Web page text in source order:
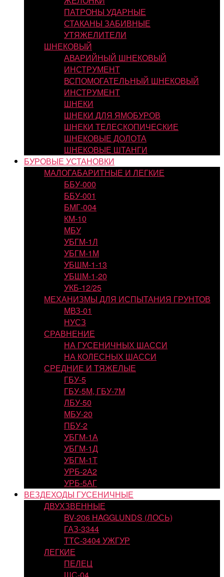
ПАТРОНЫ УДАРНЫЕ
СТАКАНЫ ЗАБИВНЫЕ
УТЯЖЕЛИТЕЛИ
ШНЕКОВЫЙ
АВАРИЙНЫЙ ШНЕКОВЫЙ
ИНСТРУМЕНТ
ВСПОМОГАТЕЛЬНЫЙ ШНЕКОВЫЙ
ИНСТРУМЕНТ
ШНЕКИ
ШНЕКИ ДЛЯ ЯМОБУРОВ
ШНЕКИ ТЕЛЕСКОПИЧЕСКИЕ
ШНЕКОВЫЕ ДОЛОТА
ШНЕКОВЫЕ ШТАНГИ
БУРОВЫЕ УСТАНОВКИ
МАЛОГАБАРИТНЫЕ И ЛЕГКИЕ
ББУ-000
ББУ-001
БМГ-004
КМ-10
МБУ
УБГМ-1Л
УБГМ-1М
УБШМ-1-13
УБШМ-1-20
УКБ-12/25
МЕХАНИЗМЫ ДЛЯ ИСПЫТАНИЯ ГРУНТОВ
МВЗ-01
НУСЗ
СРАВНЕНИЕ
НА ГУСЕНИЧНЫХ ШАССИ
НА КОЛЕСНЫХ ШАССИ
СРЕДНИЕ И ТЯЖЕЛЫЕ
ГБУ-5
ГБУ-5М, ГБУ-7М
ЛБУ-50
МБУ-20
ПБУ-2
УБГМ-1А
УБГМ-1Д
УБГМ-1Т
УРБ-2А2
УРБ-5АГ
ВЕЗДЕХОДЫ ГУСЕНИЧНЫЕ
ДВУХЗВЕННЫЕ
BV-206 HAGGLUNDS (ЛОСЬ)
ГАЗ-3344
ТТС-3404 УЖГУР
ЛЕГКИЕ
ПЕЛЕЦ